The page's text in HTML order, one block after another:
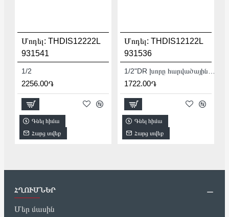
Մոդել: THDIS12222L
931541
1/2
2256.00֏
Գնել հիմա
Հարց տվեք
Մոդել: THDIS12122L
931536
1722.00֏
Գնել հիմա
Հարց տվեք
ՀՂՈՒՄՆԵՐ
Մեր մասին